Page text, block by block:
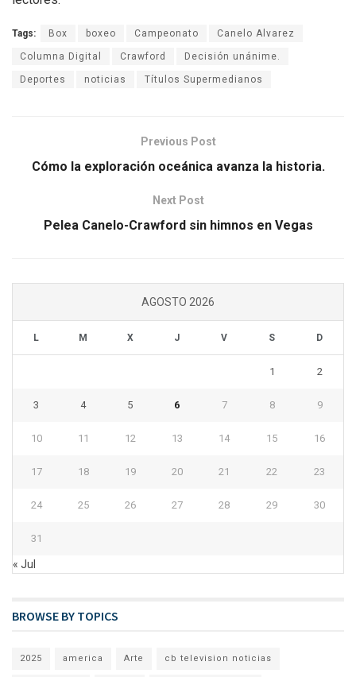
Tags: Box boxeo Campeonato Canelo Alvarez
Columna Digital Crawford Decisión unánime.
Deportes noticias Títulos Supermedianos
Previous Post
Cómo la exploración oceánica avanza la historia.
Next Post
Pelea Canelo-Crawford sin himnos en Vegas
AGOSTO 2026
L M X J V S D
1 2
3 4 5 6 7 8 9
10 11 12 13 14 15 16
17 18 19 20 21 22 23
24 25 26 27 28 29 30
31
« Jul
BROWSE BY TOPICS
2025 america Arte cb television noticias